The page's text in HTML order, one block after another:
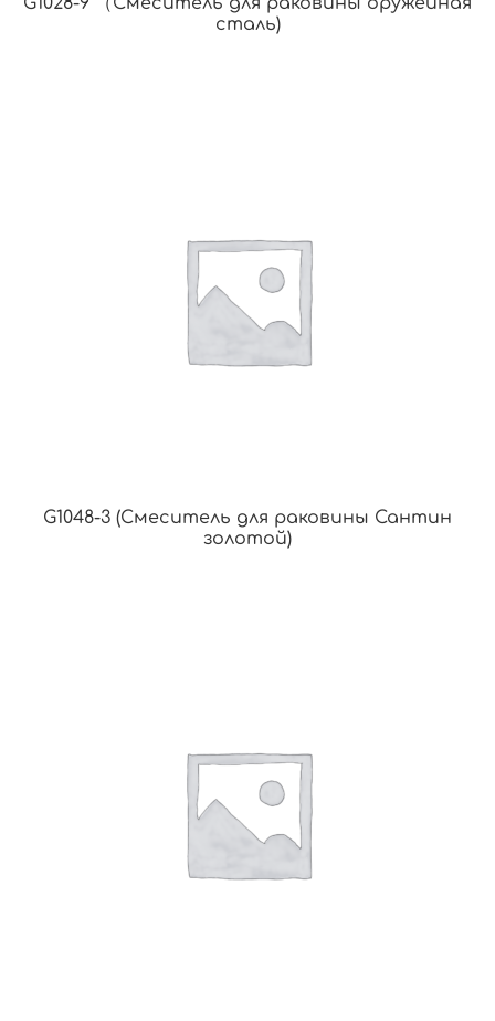
сталь)
G1048-3 (Смеситель для раковины Сантин
золотой)